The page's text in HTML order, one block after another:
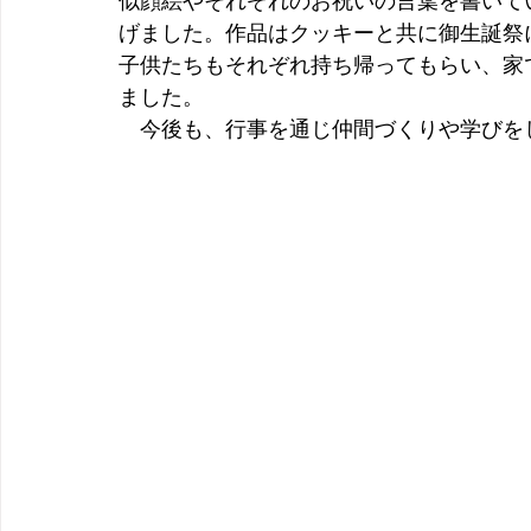
げました。作品はクッキーと共に御生誕
子供たちもそれぞれ持ち帰ってもらい、
ました。
今後も、行事を通じ仲間づくりや学びを